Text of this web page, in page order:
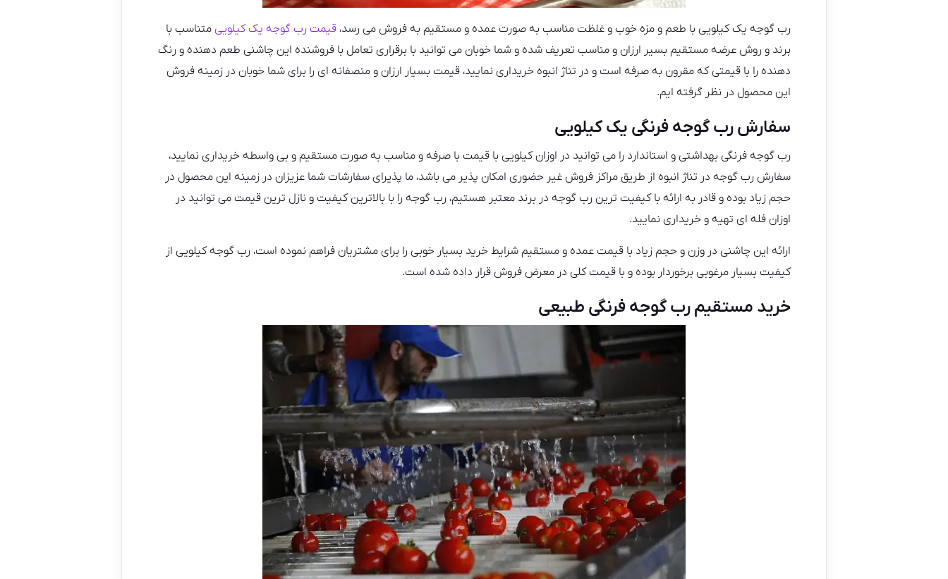
رب گوجه یک کیلویی با طعم و مزه خوب و غلظت مناسب به صورت عمده و مستقیم به فروش می رسد، قیمت رب گوجه یک کیلویی متناسب با
برند و روش عرضه مستقیم بسیر ارزان و مناسب تعریف شده و شما خوبان می توانید با برقراری تعامل با فروشنده این چاشنی طعم دهنده و رنگ
دهنده را با قیمتی که مقرون به صرفه است و در تناژ انبوه خریداری نمایید، قیمت بسیار ارزان و منصفانه ای را برای شما خوبان در زمینه فروش
این محصول در نظر گرفته ایم.
سفارش رب گوجه فرنگی یک کیلویی
رب گوجه فرنگی بهداشتی و استاندارد را می توانید در اوزان کیلویی با قیمت با صرفه و مناسب به صورت مستقیم و بی واسطه خریداری نمایید،
سفارش رب گوجه در تناژ انبوه از طریق مراکز فروش غیر حضوری امکان پذیر می باشد، ما پذیرای سفارشات شما عزیزان در زمینه این محصول در
حجم زیاد بوده و قادر به ارائه با کیفیت ترین رب گوجه در برند معتبر هستیم، رب گوجه را با بالاترین کیفیت و نازل ترین قیمت می توانید در
اوزان فله ای تهیه و خریداری نمایید.
ارائه این چاشنی در وزن و حجم زیاد با قیمت عمده و مستقیم شرایط خرید بسیار خوبی را برای مشتریان فراهم نموده است، رب گوجه کیلویی از
کیفیت بسیار مرغوبی برخوردار بوده و با قیمت کلی در معرض فروش قرار داده شده است.
خرید مستقیم رب گوجه فرنگی طبیعی